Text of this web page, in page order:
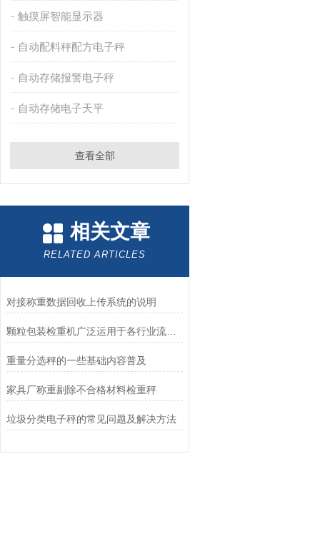
触摸屏智能显示器
自动配料秤配方电子秤
自动存储报警电子秤
自动存储电子天平
查看全部
相关文章
RELATED ARTICLES
对接称重数据回收上传系统的说明
颗粒包装检重机广泛运用于各行业流动性较好的物料称重包装
重量分选秤的一些基础内容普及
家具厂称重剔除不合格材料检重秤
垃圾分类电子秤的常见问题及解决方法